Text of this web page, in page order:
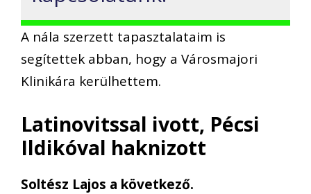
A nála szerzett tapasztalataim is
segítettek abban, hogy a Városmajori
Klinikára kerülhettem.
Latinovitssal ivott, Pécsi
Ildikóval haknizott
Soltész Lajos a következő.